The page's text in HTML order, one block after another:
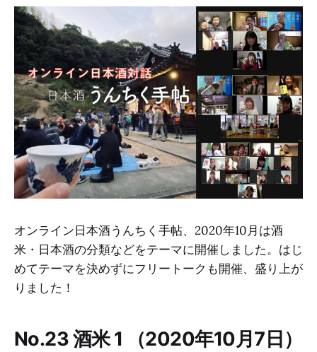
オンライン日本酒うんちく手帖、2020年10月は酒
米・日本酒の分類などをテーマに開催しました。はじ
めてテーマを決めずにフリートークも開催、盛り上が
りました！
No.23 酒米 1 （2020年10月7日）